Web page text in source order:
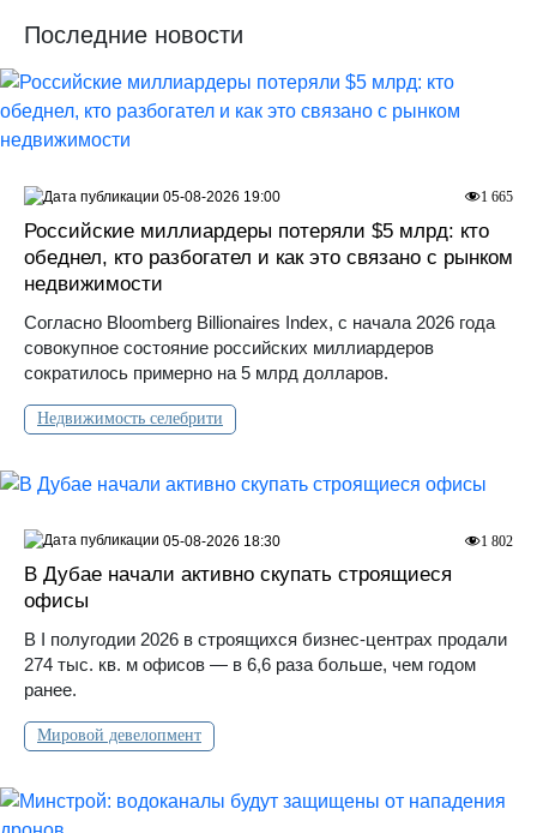
Последние новости
Российские миллиардеры потеряли $5 млрд: кто
обеднел, кто разбогател и как это связано с рынком
недвижимости
Согласно Bloomberg Billionaires Index, с начала 2026 года
совокупное состояние российских миллиардеров
сократилось примерно на 5 млрд долларов.
Недвижимость селебрити
1 665
05-08-2026 19:00
В Дубае начали активно скупать строящиеся
офисы
В I полугодии 2026 в строящихся бизнес-центрах продали
274 тыс. кв. м офисов — в 6,6 раза больше, чем годом
ранее.
Мировой девелопмент
1 802
05-08-2026 18:30